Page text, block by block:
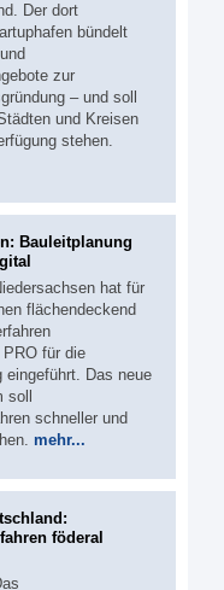
Der dort
bündelt
zur
– und soll
und Kreisen
stehen.
Bauleitplanung
hat für
flächendeckend
für die
eingeführt. Das neue
soll
schneller und
mehr...
föderal